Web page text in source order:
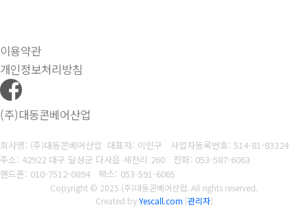
이용약관
개인정보처리방침
(주)대동콘베어산업
회사명: (주)대동콘베어산업 대표자: 이인구 사업자등록번호: 514-81-83324
주소: 42922 대구 달성군 다사읍 세천리 260 전화: 053-587-6063
핸드폰: 010-7512-0894
팩스: 053-591-6065
Copyright © 2025 (주)대동콘베어산업. All rights reserved.
Created byYescall.com [관리자]